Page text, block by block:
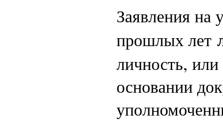
Заявления
прошлых лет
личность,
основании